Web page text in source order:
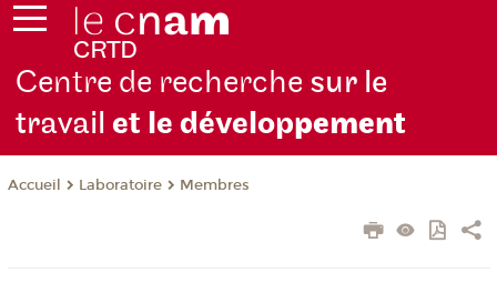
Centre de recherche sur le
travailet le développement
Accueil Laboratoire Membres